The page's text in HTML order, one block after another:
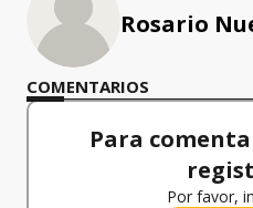
Rosario
COMENTARIOS
Para
Por favor,